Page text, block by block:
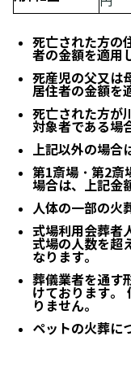
死亡された方の
者の金額を適用
死産児の父又は
居住者の金額を
死亡された方が
対象者である場
上記以外の場合
第1斎場・第2斎
場合は、上記金
人体の一部の火
式場利用会葬者
式場の人数を超
なります。
葬儀業者を通す
けております。
りません。
ペットの火葬に